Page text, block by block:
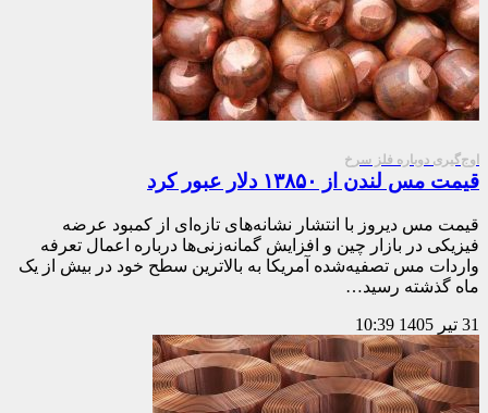
اوج‌گیری دوباره فلز سرخ
قیمت مس لندن از ۱۳۸۵۰ دلار عبور کرد
قیمت مس دیروز با انتشار نشانه‌های تازه‌ای از کمبود عرضه
فیزیکی در بازار چین و افزایش گمانه‌زنی‌ها درباره اعمال تعرفه
واردات مس تصفیه‌شده آمریکا به بالاترین سطح خود در بیش از یک
ماه گذشته رسید…
31 تیر 1405 10:39